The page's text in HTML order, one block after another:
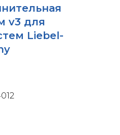
v3 для
Liebel-